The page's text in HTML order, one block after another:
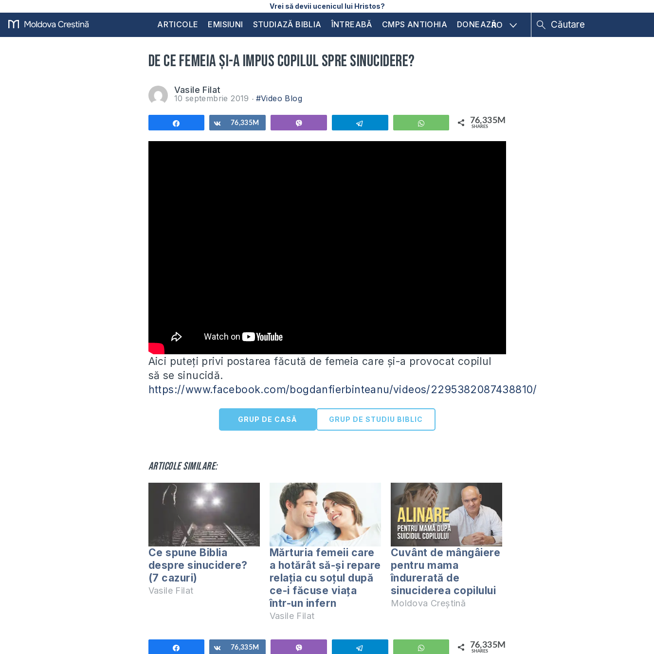
Vrei să devii ucenicul lui Hristos?
ARTICOLE EMISIUNI STUDIAZĂ BIBLIA ÎNTREABĂ CMPS ANTIOHIA DONEAZĂRO
De ce femeia și-a impus copilul spre sinucidere?
Vasile Filat
10 septembrie 2019 #Video Blog
Share
76,335M WhatsApp 76,335M
SHARES
Aici puteți privi postarea făcută de femeia care și-a provocat copilul
să se sinucidă.
https://www.facebook.com/bogdanfierbinteanu/videos/2295382087438810/
GRUP DE CASĂ GRUP DE STUDIU BIBLIC
Articole similare:
Ce spune Biblia
despre sinucidere?
(7 cazuri)
Vasile Filat
Mărturia femeii care
a hotărât să-şi repare
relaţia cu soţul după
ce-i făcuse viaţa
într-un infern
Vasile Filat
Cuvânt de mângâiere
pentru mama
îndurerată de
sinuciderea copilului
Moldova Creștină
Share
76,335M WhatsApp 76,335M
SHARES